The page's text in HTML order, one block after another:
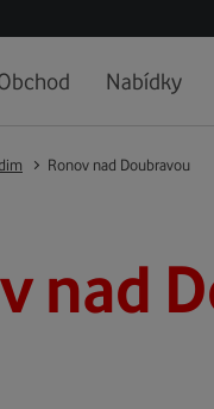
Nabídky
Ronov nad Doubravou
nad